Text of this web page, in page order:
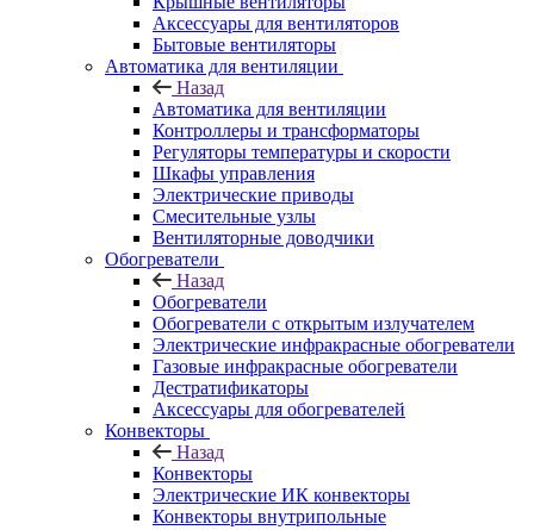
Аксессуары для вентиляторов
Бытовые вентиляторы
Автоматика для вентиляции
Назад
Автоматика для вентиляции
Контроллеры и трансформаторы
Регуляторы температуры и скорости
Шкафы управления
Электрические приводы
Смесительные узлы
Вентиляторные доводчики
Обогреватели
Назад
Обогреватели
Обогреватели с открытым излучателем
Электрические инфракрасные обогреватели
Газовые инфракрасные обогреватели
Дестратификаторы
Аксессуары для обогревателей
Конвекторы
Назад
Конвекторы
Электрические ИК конвекторы
Конвекторы внутрипольные